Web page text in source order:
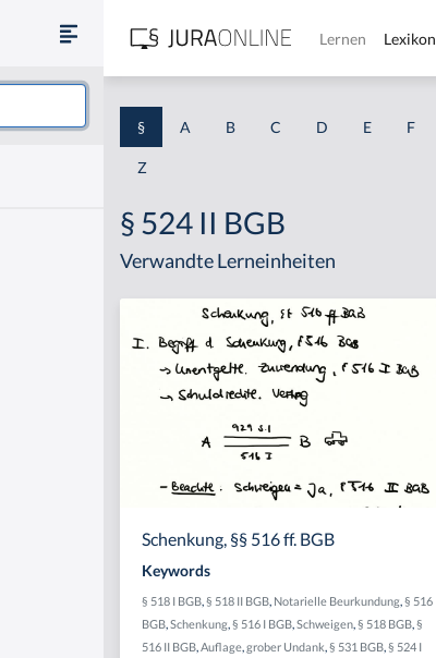
Lernen Lexikon
§ A B C D E F
Z
§ 524 II BGB
Verwandte Lerneinheiten
Schenkung, §§ 516 ff. BGB
Keywords
§ 518 I BGB,§ 518 II BGB, Notarielle Beurkundung,§ 516
BGB,Schenkung,§ 516 I BGB,Schweigen,§ 518 BGB,§
516 II BGB,Auflage,grober Undank,§ 531 BGB,§ 524 I